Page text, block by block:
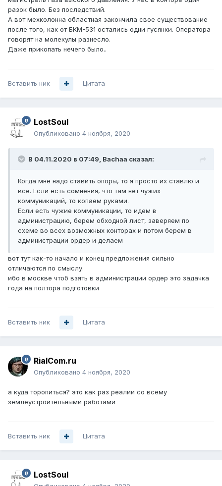
разок было. Без последствий.
А вот мехколонна областная закончила свое существование
после того, как от БКМ-531 остались одни гусянки. Оператора
говорят на молекулы разнесло.
Даже прикопать нечего было..
Вставить ник Цитата
LostSoul
Опубликовано 4 ноября, 2020
В 04.11.2020 в 07:49, Bachaa сказал:
Когда мне надо ставить опоры, то я просто их ставлю и
все. Если есть сомнения, что там нет чужих
коммуникаций, то копаем руками.
Если есть чужие коммуникации, то идем в
администрацию, берем обходной лист, заверяем по
схеме во всех возможных конторах и потом берем в
администрации ордер и делаем
вот тут как-то начало и конец предложения сильно
отличаются по смыслу.
ибо в москве чтоб взять в администрации ордер это задачка
года на полтора подготовки
Вставить ник Цитата
RialCom.ru
Опубликовано 4 ноября, 2020
а куда торопиться? это как раз реалии со всему
землеустроительными работами
Вставить ник Цитата
LostSoul